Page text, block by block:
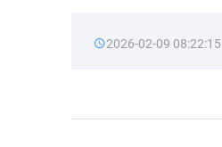
2026-02-09 08:22:15